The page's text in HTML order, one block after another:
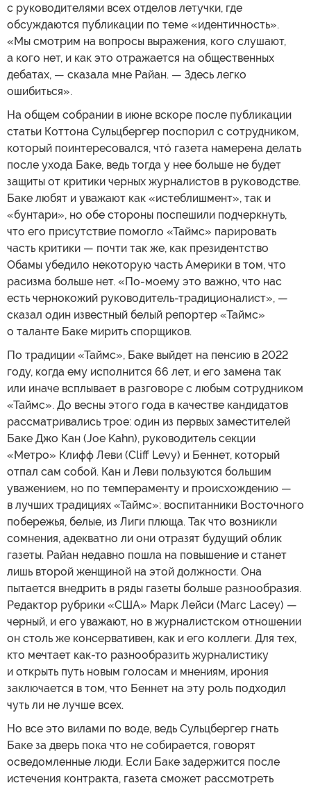
с руководителями всех отделов летучки, где
обсуждаются публикации по теме «идентичность».
«Мы смотрим на вопросы выражения, кого слушают,
а кого нет, и как это отражается на общественных
дебатах, — сказала мне Райан. — Здесь легко
ошибиться».
На общем собрании в июне вскоре после публикации
статьи Коттона Сульцбергер поспорил с сотрудником,
который поинтересовался, чтó газета намерена делать
после ухода Баке, ведь тогда у нее больше не будет
защиты от критики черных журналистов в руководстве.
Баке любят и уважают как «истеблишмент», так и
«бунтари», но обе стороны поспешили подчеркнуть,
что его присутствие помогло «Таймс» парировать
часть критики — почти так же, как президентство
Обамы убедило некоторую часть Америки в том, что
расизма больше нет. «По-моему это важно, что нас
есть чернокожий руководитель-традиционалист», —
сказал один известный белый репортер «Таймс»
о таланте Баке мирить спорщиков.
По традиции «Таймс», Баке выйдет на пенсию в 2022
году, когда ему исполнится 66 лет, и его замена так
или иначе всплывает в разговоре с любым сотрудником
«Таймс». До весны этого года в качестве кандидатов
рассматривались трое: один из первых заместителей
Баке Джо Кан (Joe Kahn), руководитель секции
«Метро» Клифф Леви (Cliff Levy) и Беннет, который
отпал сам собой. Кан и Леви пользуются большим
уважением, но по темпераменту и происхождению —
в лучших традициях «Таймс»: воспитанники Восточного
побережья, белые, из Лиги плюща. Так что возникли
сомнения, адекватно ли они отразят будущий облик
газеты. Райан недавно пошла на повышение и станет
лишь второй женщиной на этой должности. Она
пытается внедрить в ряды газеты больше разнообразия.
Редактор рубрики «США» Марк Лейси (Marc Lacey) —
черный, и его уважают, но в журналистском отношении
он столь же консервативен, как и его коллеги. Для тех,
кто мечтает как-то разнообразить журналистику
и открыть путь новым голосам и мнениям, ирония
заключается в том, что Беннет на эту роль подходил
чуть ли не лучше всех.
Но все это вилами по воде, ведь Сульцбергер гнать
Баке за дверь пока что не собирается, говорят
осведомленные люди. Если Баке задержится после
истечения контракта, газета сможет рассмотреть